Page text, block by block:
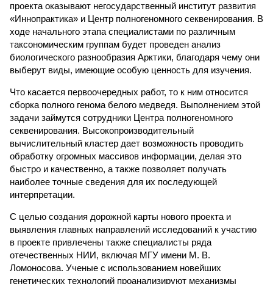
проекта оказывают негосударственный институт развития
«Иннопрактика» и Центр полногеномного секвенирования. В
ходе начального этапа специалистами по различным
таксономическим группам будет проведен анализ
биологического разнообразия Арктики, благодаря чему они
выберут виды, имеющие особую ценность для изучения.
Что касается первоочередных работ, то к ним относится
сборка полного генома белого медведя. Выполнением этой
задачи займутся сотрудники Центра полногеномного
секвенирования. Высокопроизводительный
вычислительный кластер дает возможность проводить
обработку огромных массивов информации, делая это
быстро и качественно, а также позволяет получать
наиболее точные сведения для их последующей
интерпретации.
С целью создания дорожной карты нового проекта и
выявления главных направлений исследований к участию
в проекте привлечены также специалисты ряда
отечественных НИИ, включая МГУ имени М. В.
Ломоносова. Ученые с использованием новейших
генетических технологий проанализируют механизмы